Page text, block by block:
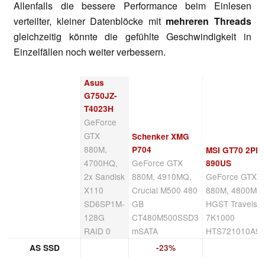
Allenfalls die bessere Performance beim Einlesen
verteilter, kleiner Datenblöcke mit mehreren Threads
gleichzeitig könnte die gefühlte Geschwindigkeit in
Einzelfällen noch weiter verbessern.
Asus
G750JZ-
T4023H
GeForce
GTX
880M,
4700HQ,
2x Sandisk
X110
SD6SP1M-
128G
RAID 0
Schenker XMG
P704
GeForce GTX
880M, 4910MQ,
Crucial M500 480
GB
CT480M500SSD3
mSATA
MSI GT70 2PE-
890US
GeForce GTX
880M,
HGST
7K1000
AS SSD -23%